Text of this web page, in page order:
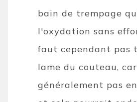
bain de trempage
l'oxydation sans
faut cependant pas
lame du couteau,
généralement pas